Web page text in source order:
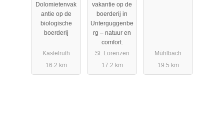
Dolomietenvak
antie op de
biologische
boerderij
Kastelruth
16.2 km
vakantie op de
boerderij in
Unterguggenbe
rg – natuur en
comfort.
St. Lorenzen
17.2 km
Mühlbach
19.5 km